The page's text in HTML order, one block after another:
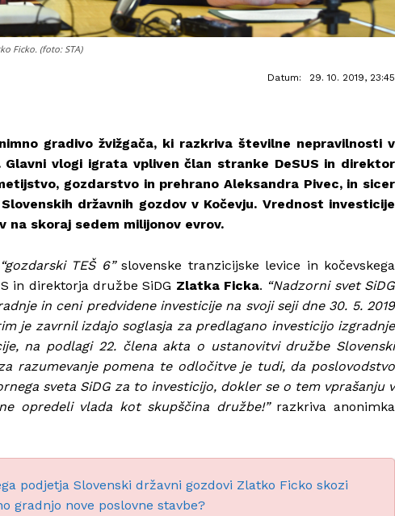
Ficko. (foto: STA)
Datum: 29. 10. 2019, 23:45
gradivo žvižgača, ki razkriva številne nepravilnosti v
Glavni vlogi igrata vpliven član stranke DeSUS in direktor
gozdarstvo in prehrano Aleksandra Pivec, in sicer
državnih gozdov v Kočevju. Vrednost investicije
na skoraj sedem milijonov evrov.
“gozdarski TEŠ 6”slovenske tranzicijske levice in kočevskega
in direktorja družbe SiDG Zlatka Ficka. “Nadzorni svet SiDG
in ceni predvidene investicije na svoji seji dne 30. 5. 2019
je zavrnil izdajo soglasja za predlagano investicijo izgradnje
na podlagi 22. člena akta o ustanovitvi družbe Slovenski
razumevanje pomena te odločitve je tudi, da poslovodstvo
sveta SiDG za to investicijo, dokler se o tem vprašanju v
opredeli vlada kot skupščina družbe!”razkriva anonimka
podjetja Slovenski državni gozdovi Zlatko Ficko skozi
gradnjo nove poslovne stavbe?